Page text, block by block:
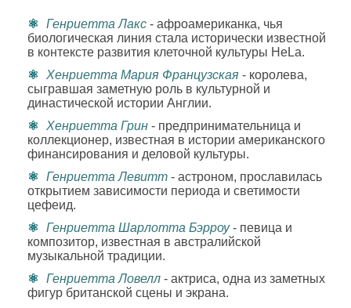
Генриетта Лакс - афроамериканка, чья
биологическая линия стала исторически известной
в контексте развития клеточной культуры HeLa.
Хенриетта Мария Французская - королева,
сыгравшая заметную роль в культурной и
династической истории Англии.
Хенриетта Грин - предпринимательница и
коллекционер, известная в истории американского
финансирования и деловой культуры.
Генриетта Левитт - астроном, прославилась
открытием зависимости периода и светимости
цефеид.
Генриетта Шарлотта Бэрроу- певица и
композитор, известная в австралийской
музыкальной традиции.
Генриетта Ловелл - актриса, одна из заметных
фигур британской сцены и экрана.